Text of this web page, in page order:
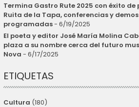
Termina Gastro Rute 2025 con éxito
Ruita de la Tapa, conferencias y
programadas- 6/19/2025
El poeta y editor José María Molina
plaza a su nombre cerca del futuro
Nova - 6/17/2025
ETIQUETAS
Cultura (180)